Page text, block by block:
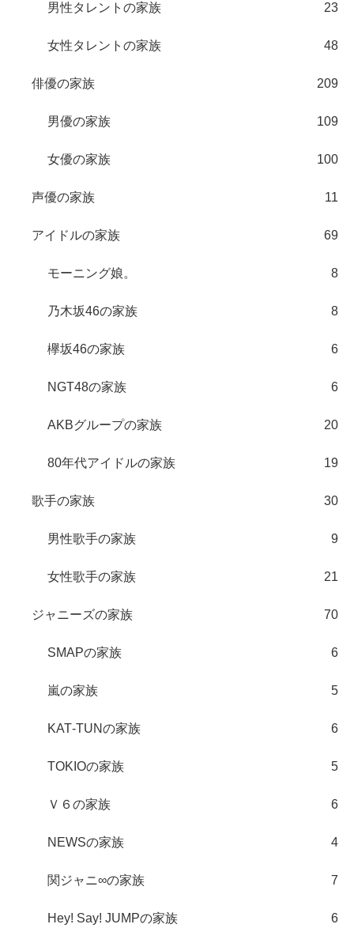
男性タレントの家族 23
女性タレントの家族 48
俳優の家族 209
男優の家族 109
女優の家族 100
声優の家族 11
アイドルの家族 69
モーニング娘。 8
乃木坂46の家族 8
欅坂46の家族 6
NGT48の家族 6
AKBグループの家族 20
80年代アイドルの家族 19
歌手の家族 30
男性歌手の家族 9
女性歌手の家族 21
ジャニーズの家族 70
SMAPの家族 6
嵐の家族 5
KAT‐TUNの家族 6
TOKIOの家族 5
Ｖ６の家族 6
NEWSの家族 4
関ジャニ∞の家族 7
Hey! Say! JUMPの家族 6